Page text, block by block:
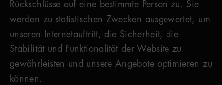
Rückschlüsse auf eine bestimmte Person zu. Sie
werden zu statistischen Zwecken ausgewertet, um
unseren Internetauftritt, die Sicherheit, die
Stabilität und Funktionalität der Website zu
gewährleisten und unsere Angebote optimieren zu
können.